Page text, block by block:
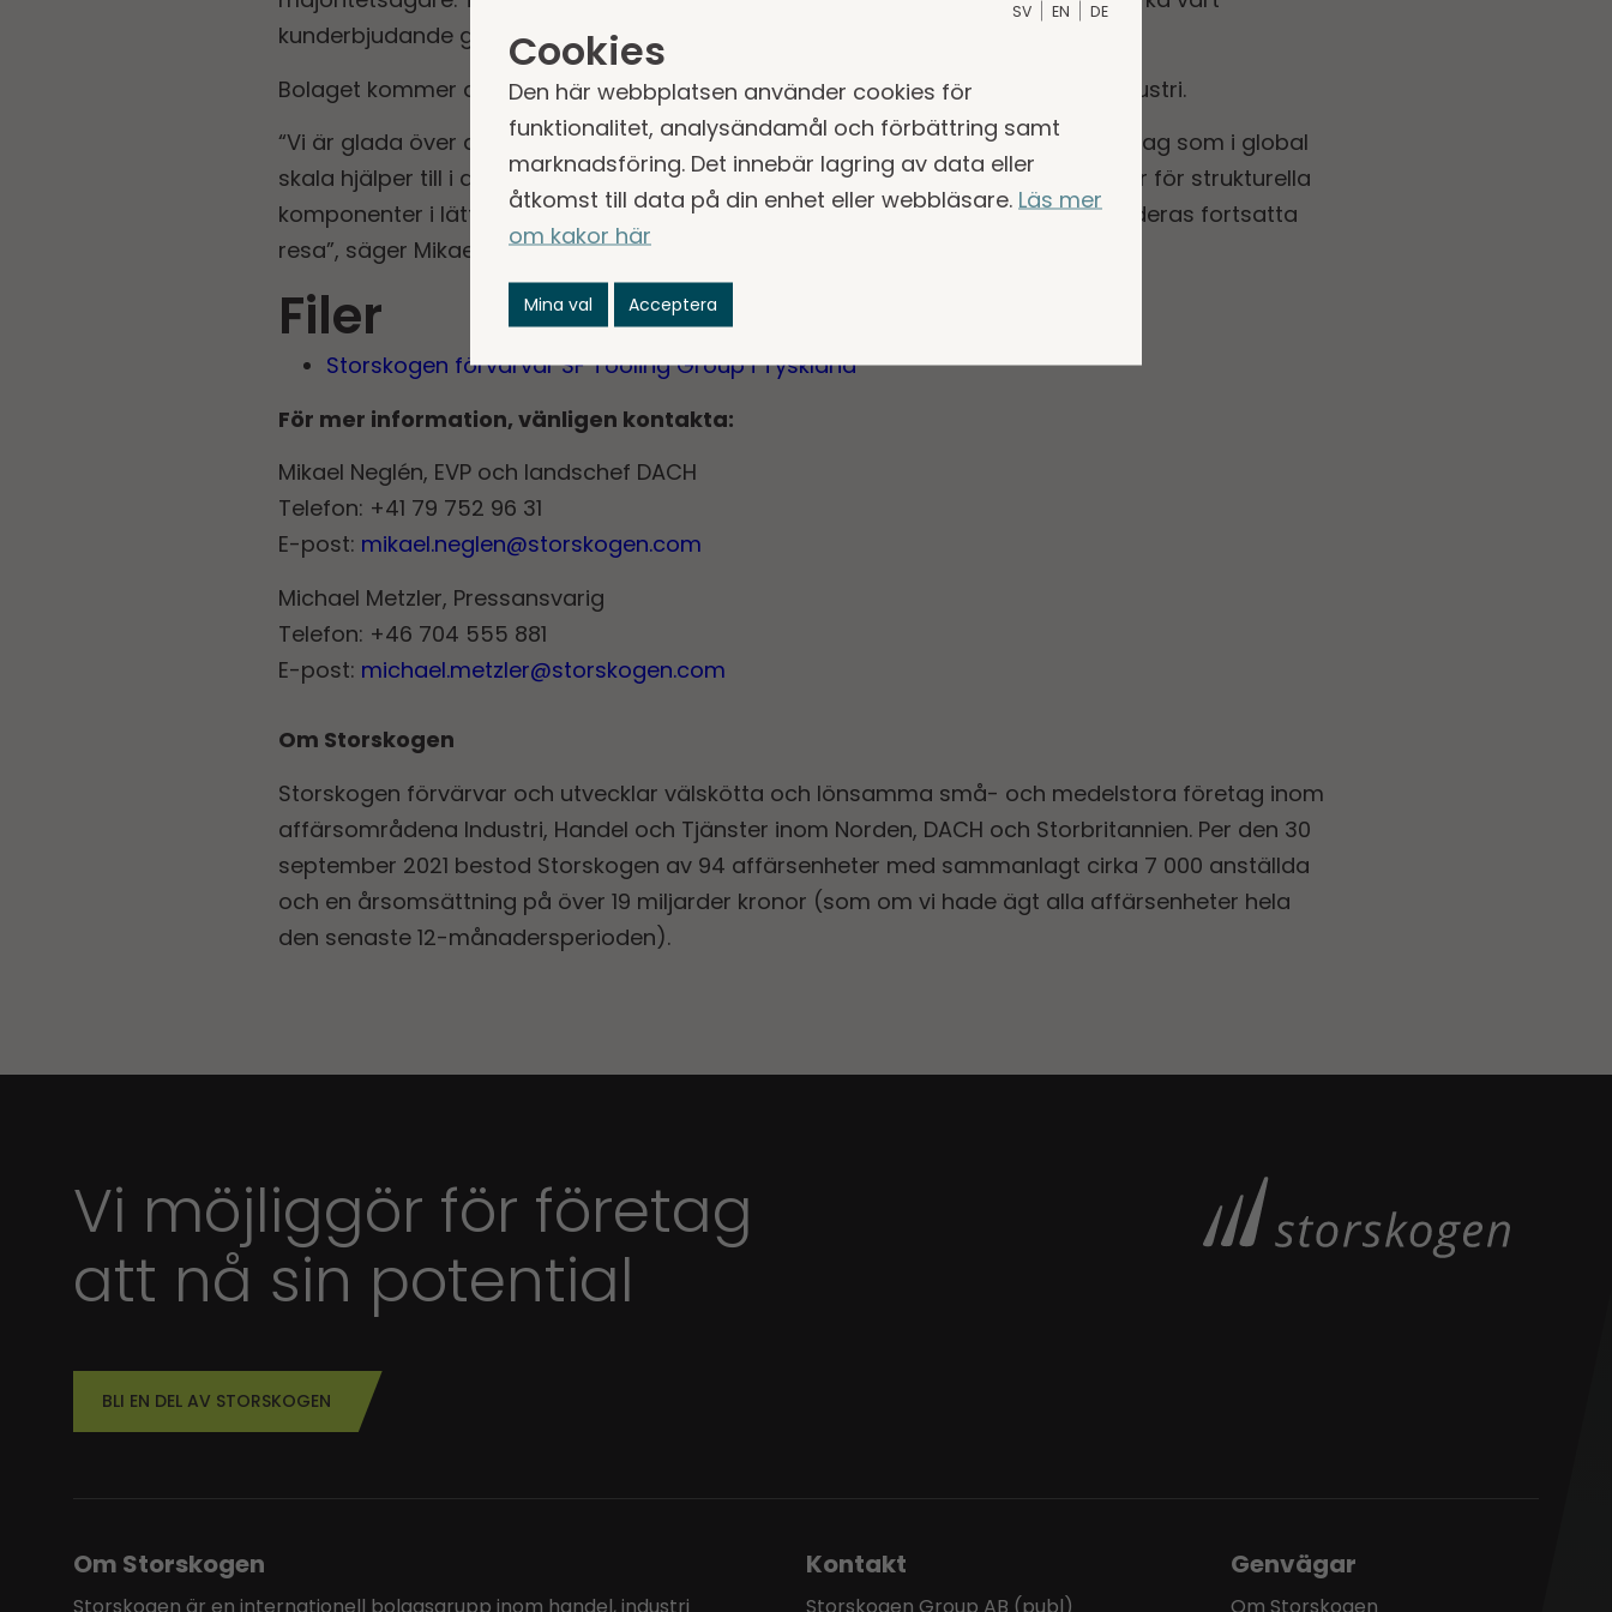
kunderbjudande globalt.”
Bolaget kommer att inga i vertikalen Industriteknik som ingår i affärsområde Industri.
“Vi är glada över att ha förvärvat SF Tooling Group. Det är ett välpositionerat bolag som i global
skala hjälper till i att forma den växande marknaden inom elfordon och lösningar för strukturella
komponenter i lättmetall. Vi ser fram emot att stödja Siegfried och hans team i deras fortsatta
resa”, säger Mikael Neglén, EVP och landschef DACH.
Filer
Storskogen förvärvar SF Tooling Group i Tyskland
För mer information, vänligen kontakta:
Mikael Neglén, EVP och landschef DACH
Telefon: +41 79 752 96 31
E-post: mikael.neglen@storskogen.com
Michael Metzler, Pressansvarig
Telefon: +46 704 555 881
E-post: michael.metzler@storskogen.com
Om Storskogen
Storskogen förvärvar och utvecklar välskötta och lönsamma små- och medelstora företag inom
affärsområdena Industri, Handel och Tjänster inom Norden, DACH och Storbritannien. Per den 30
september 2021 bestod Storskogen av 94 affärsenheter med sammanlagt cirka 7 000 anställda
och en årsomsättning på över 19 miljarder kronor (som om vi hade ägt alla affärsenheter hela
den senaste 12-månadersperioden).
Vi möjliggör för företag
att nå sin potential
BLI EN DEL AV STORSKOGEN
Om Storskogen
Storskogen är en internationell bolagsgrupp inom handel, industri
Kontakt
Storskogen Group AB (publ)
Genvägar
Om Storskogen
SV EN DE
Cookies
Den här webbplatsen använder cookies för
funktionalitet, analysändamål och förbättring samt
marknadsföring. Det innebär lagring av data eller
åtkomst till data på din enhet eller webbläsare. Läs mer
om kakor här
Mina val Acceptera